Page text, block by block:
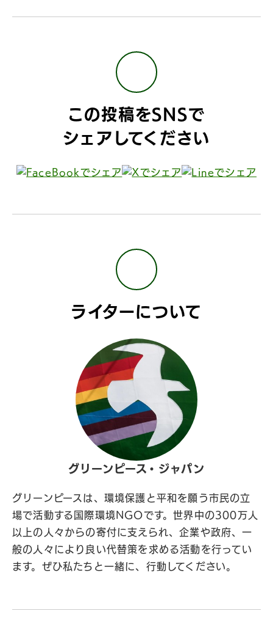
この投稿をSNSで
シェアしてください
ライターについて
グリーンピース・ジャパン
グリーンピースは、環境保護と平和を願う市民の立
場で活動する国際環境NGOです。世界中の300万人
以上の人々からの寄付に支えられ、企業や政府、一
般の人々により良い代替策を求める活動を行ってい
ます。ぜひ私たちと一緒に、行動してください。